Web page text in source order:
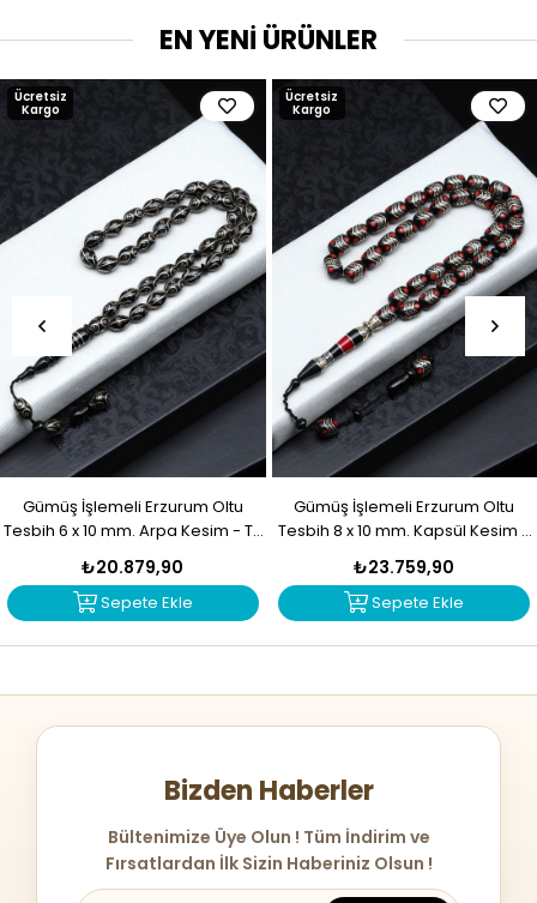
EN YENİ ÜRÜNLER
Gümüş İşlemeli Erzurum Oltu
Tesbih 6 x 10 mm. Arpa Kesim - T-
1916
₺20.879,90
Sepete Ekle
Ücretsiz
Kargo
Gümüş İşlemeli Erzurum Oltu
Tesbih 8 x 10 mm. Kapsül Kesim -
T-1915
₺23.759,90
Sepete Ekle
Ücretsiz
Kargo
Bizden Haberler
Bültenimize Üye Olun ! Tüm İndirim ve
Fırsatlardan İlk Sizin Haberiniz Olsun !